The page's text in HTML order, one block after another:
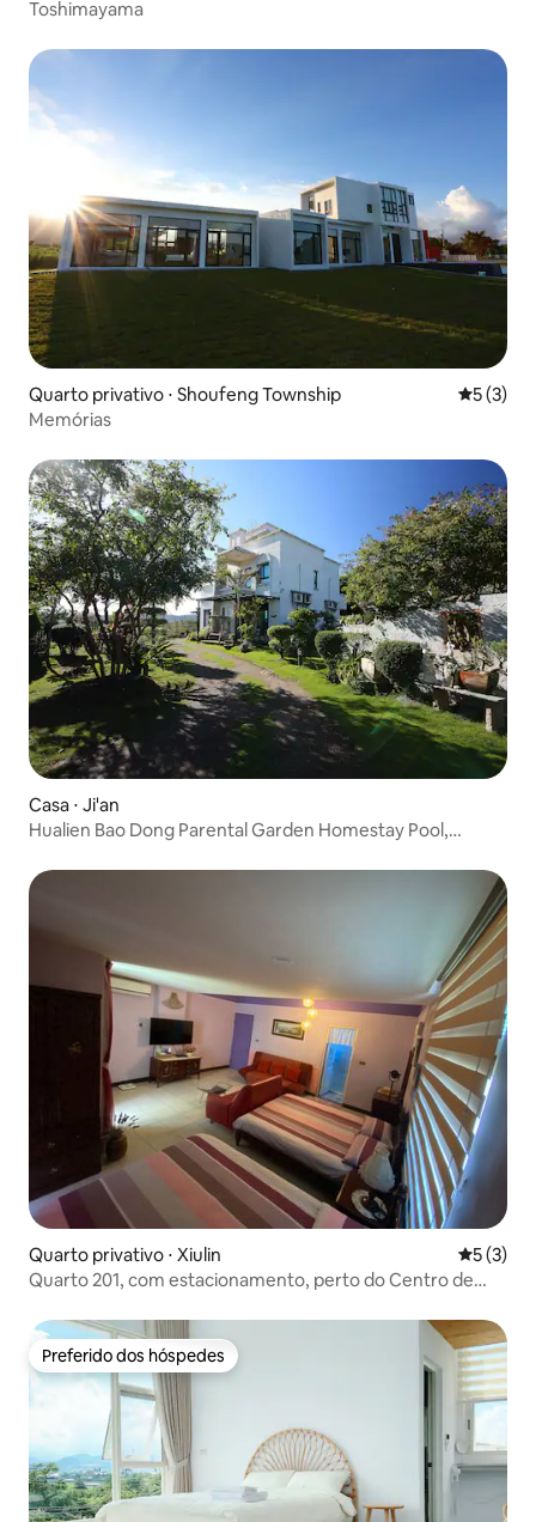
Toshimayama
Quarto privativo ⋅ Shoufeng Township 5 de
5 (3)
Memórias
Casa ⋅ Ji'an
Hualien Bao Dong Parental Garden Homestay Pool,
Canto e Churrasco Parental Game Room, Casa de Vidro
Quarto privativo ⋅ Xiulin 5 de
5 (3)
Quarto 201, com estacionamento, perto do Centro de
de uma parada de ônibus (Estação Taroko)
Preferido dos hóspedes
Preferido dos hóspedes